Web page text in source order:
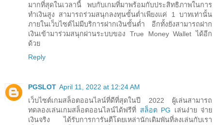
มากที่สุดในเวลานี้ พบกับเกมที่มาพร้อมกับประสิทธิภาพในการ
ทำเงินสูง สามารถร่วมสนุกลงทุนขั้นต่ำเพียงแค่ 1 บาทเท่านั้น
ภายในเว็บไซต์ไม่มีบริการฝากเงินขั้นต่ำ อีกทั้งยังสามารถฝาก
เงินเข้ามาร่วมสนุกผ่านระบบของ True Money Wallet ได้อีก
ด้วย
Reply
PGSLOT April 11, 2022 at 12:24 AM
เว็บไซต์เกมสล็อตออนไลน์ที่ดีที่สุดในปี 2022 ผู้เล่นสามารถ
ทดลองเล่นเกมสล็อตออนไลน์ได้ฟรีที่ สล็อต PG เล่นง่าย จ่าย
เงินจริง ได้รับการการันตีโดยเหล่านักเดิมพันที่ลงเล่นกับเรา